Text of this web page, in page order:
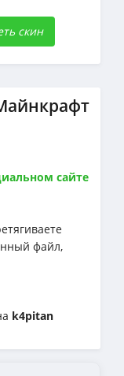
скин
сайте
файл,
k4pitan